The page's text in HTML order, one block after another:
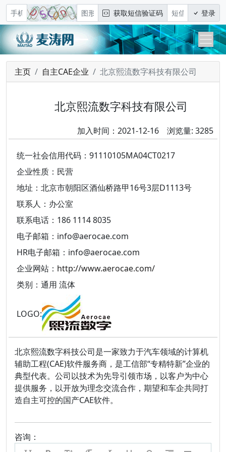
获取短信验证码 登录
主页 自主CAE企业 北京熙流数字科技有限公司
北京熙流数字科技有限公司
加入时间：2021-12-16 浏览量: 3285
统一社会信用代码：91110105MA04CT0217
企业性质：民营
地址：北京市朝阳区酒仙桥路甲16号3层D1113号
联系人：办公室
联系电话：186 1114 8035
电子邮箱：info@aerocae.com
HR电子邮箱：info@aerocae.com
企业网站： http://www.aerocae.com/
类别：通用 流体
LOGO:
北京熙流数字科技公司是一家致力于汽车领域的计算机
辅助工程(CAE)软件服务商，是工信部“专精特新”企业的
典型代表。公司以技术为先导引领市场，以客户为中心
提供服务，以开放为理念交流合作，期望和车企共同打
造自主可控的国产CAE软件。
咨询：